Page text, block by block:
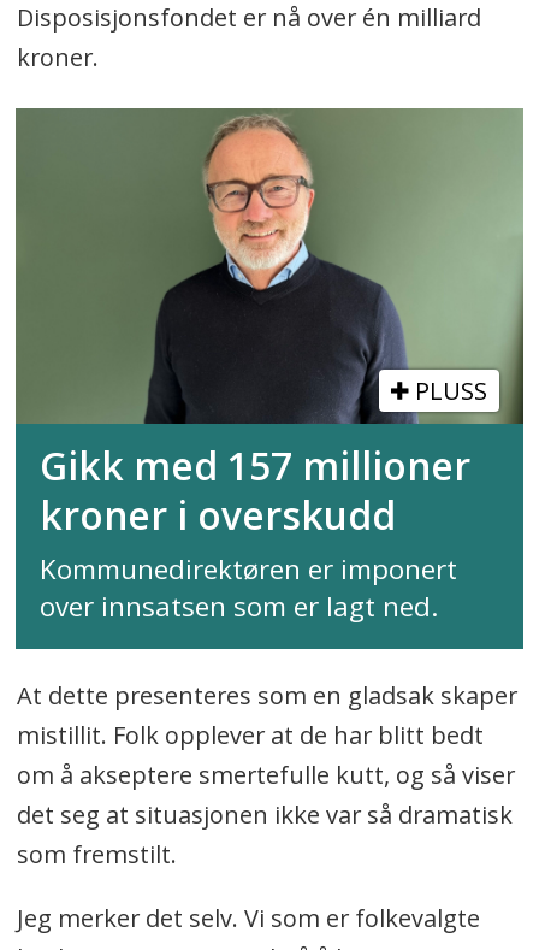
Disposisjonsfondet er nå over én milliard
kroner.
PLUSS
Gikk med 157 millioner
kroner i overskudd
Kommunedirektøren er imponert
over innsatsen som er lagt ned.
At dette presenteres som en gladsak skaper
mistillit. Folk opplever at de har blitt bedt
om å akseptere smertefulle kutt, og så viser
det seg at situasjonen ikke var så dramatisk
som fremstilt.
Jeg merker det selv. Vi som er folkevalgte